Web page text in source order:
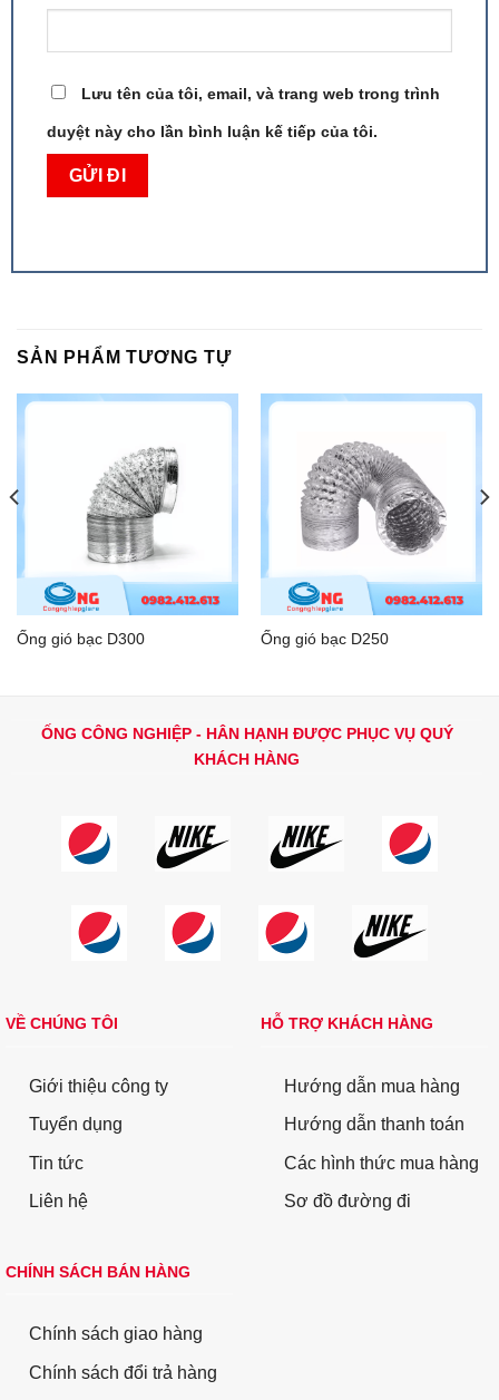
Lưu tên của tôi, email, và trang web trong trình
duyệt này cho lần bình luận kế tiếp của tôi.
SẢN PHẨM TƯƠNG TỰ
Ống gió bạc D300 Ống gió bạc D250
ỐNG CÔNG NGHIỆP - HÂN HẠNH ĐƯỢC PHỤC VỤ QUÝ
KHÁCH HÀNG
VỀ CHÚNG TÔI
Giới thiệu công ty
Tuyển dụng
Tin tức
Liên hệ
HỖ TRỢ KHÁCH HÀNG
Hướng dẫn mua hàng
Hướng dẫn thanh toán
Các hình thức mua hàng
Sơ đồ đường đi
CHÍNH SÁCH BÁN HÀNG
Chính sách giao hàng
Chính sách đổi trả hàng